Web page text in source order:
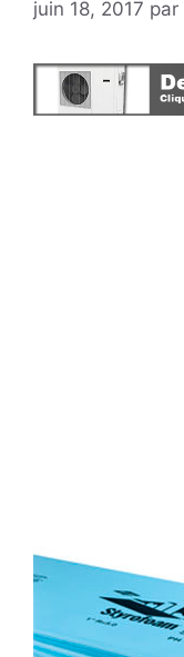
juin 18, 2017 par